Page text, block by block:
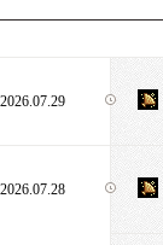
2026.07.29
2026.07.28